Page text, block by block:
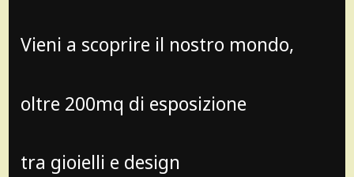
Vieni a scoprire il nostro mondo,
oltre 200mq di esposizione
tra gioielli e design